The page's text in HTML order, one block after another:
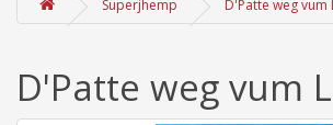
Superjhemp D'Patte weg vum
D'Patte weg vum